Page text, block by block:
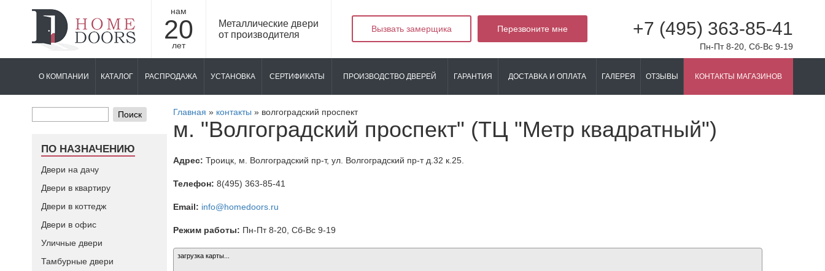
нам
20
лет
Металлические двери
от производителя
Вызвать замерщика Перезвоните мне +7 (495) 363-85-41
Пн-Пт 8-20, Сб-Вс 9-19
О КОМПАНИИ КАТАЛОГ РАСПРОДАЖА УСТАНОВКА СЕРТИФИКАТЫ ПРОИЗВОДСТВО ДВЕРЕЙ ГАРАНТИЯ ДОСТАВКА И ОПЛАТА ГАЛЕРЕЯ ОТЗЫВЫ КОНТАКТЫ МАГАЗИНОВ
Поиск
ПО НАЗНАЧЕНИЮ
Двери на дачу
Двери в квартиру
Двери в коттедж
Двери в офис
Уличные двери
Тамбурные двери
Главная » контакты » волгоградский проспект
м. "Волгоградский проспект" (ТЦ "Метр квадратный")
Адрес: Троицк , м. Волгоградский пр-т, ул. Волгоградский пр-т д.32 к.25
Телефон: 8(495) 363-85-41
Email: info@homedoors.ru
Режим работы: Пн-Пт 8-20, Сб-Вс 9-19
загрузка карты...